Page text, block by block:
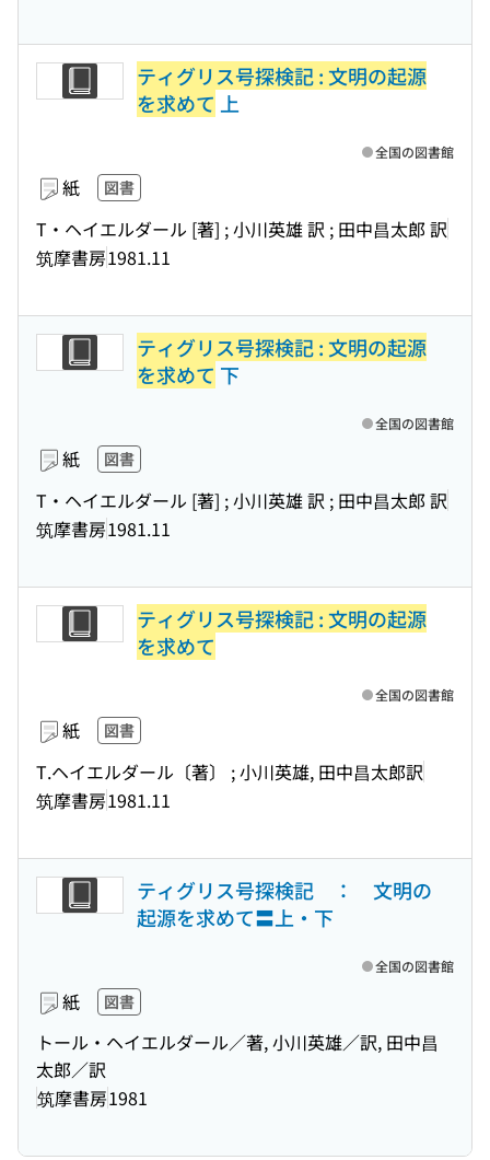
ティグリス号探検記 : 文明の起源
を求めて 上
紙 図書
T・ヘイエルダール [著] ; 小川英雄 訳 ; 田中昌太郎 訳
筑摩書房1981.11
全国の図書館
ティグリス号探検記 : 文明の起源
を求めて 下
紙 図書
T・ヘイエルダール [著] ; 小川英雄 訳 ; 田中昌太郎 訳
筑摩書房1981.11
全国の図書館
ティグリス号探検記 : 文明の起源
を求めて
紙 図書
T.ヘイエルダール〔著〕 ; 小川英雄, 田中昌太郎訳
筑摩書房1981.11
全国の図書館
ティグリス号探検記 ： 文明の
起源を求めて〓上・下
紙 図書
トール・ヘイエルダール／著, 小川英雄／訳, 田中昌
太郎／訳
筑摩書房1981
全国の図書館